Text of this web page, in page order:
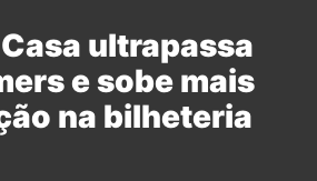
ultrapassa
e sobe mais
na bilheteria